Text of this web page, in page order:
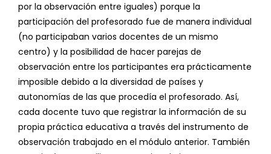
por la observación entre iguales) porque la
participación del profesorado fue de manera individual
(no participaban varios docentes de un mismo
centro) y la posibilidad de hacer parejas de
observación entre los participantes era prácticamente
imposible debido a la diversidad de países y
autonomías de las que procedía el profesorado. Así,
cada docente tuvo que registrar la información de su
propia práctica educativa a través del instrumento de
observación trabajado en el módulo anterior. También